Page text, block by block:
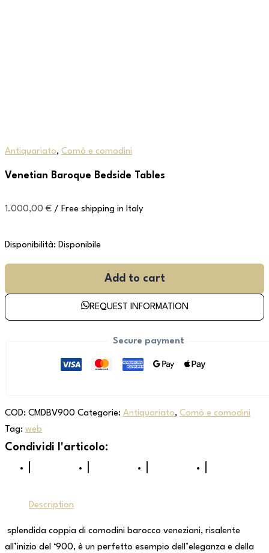
Antiquariato, Comò e comodini
Venetian Baroque Bedside Tables
1.000,00 € / Free shipping in Italy
Disponibilità: Disponibile
Add to cart
REQUEST INFORMATION
Secure payment
COD: CMDBV900 Categorie: Antiquariato, Comò e comodini
Tag: web
Description
splendida coppia di comodini barocco veneziani, risalente
all’inizio del ‘900, è un perfetto esempio dell’eleganza e della